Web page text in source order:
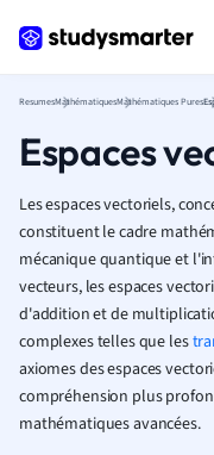
ResumesMathématiquesMathématiques Pures
Espaces
Les espaces vectoriels,
constituent le cadre
mécanique quantique et
vecteurs, les espaces
d'addition et de
complexes telles que les
axiomes des espaces
compréhension plus
mathématiques avancées.